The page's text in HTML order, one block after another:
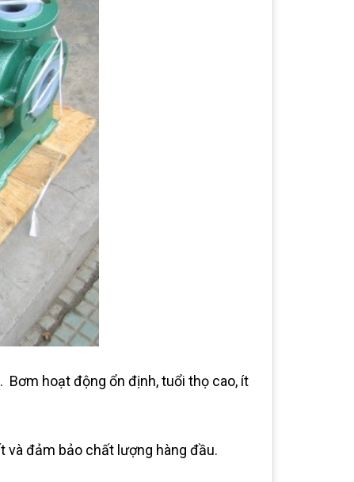
Bơm hoạt động ổn định, tuổi thọ cao, ít
và đảm bảo chất lượng hàng đầu.